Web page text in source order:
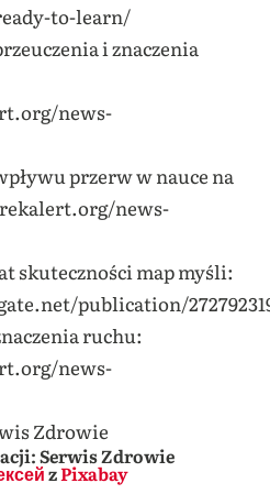
to-learn/
i znaczenia
news-
przerw w nauce na
news-
skuteczności map myśli:
publication/
ruchu:
news-
Zdrowie
Serwis Zdrowie
zPixabay